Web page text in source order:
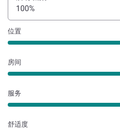
100%
位置
房间
服务
舒适度